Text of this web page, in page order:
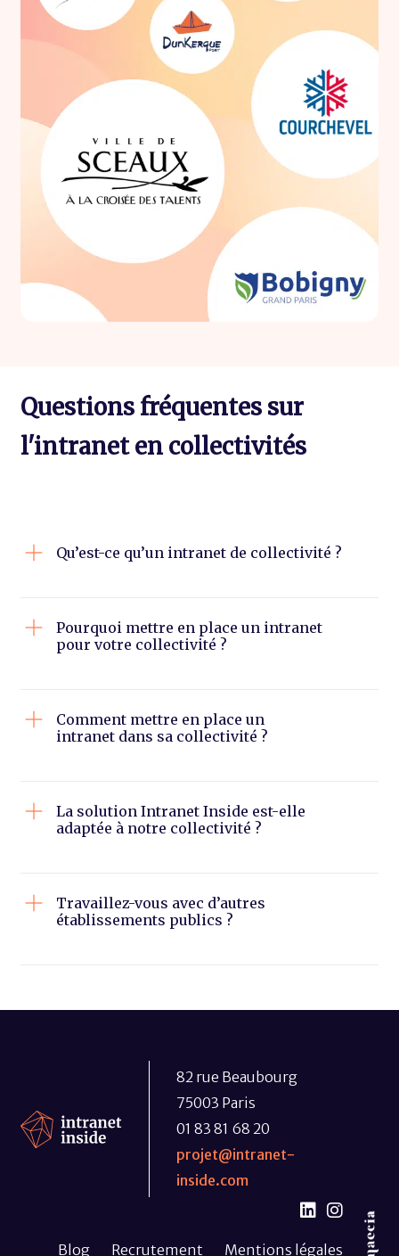
Questions fréquentes sur
l'intranet en collectivités
Qu’est-ce qu’un intranet de collectivité ?
Pourquoi mettre en place un intranet
pour votre collectivité ?
Comment mettre en place un
intranet dans sa collectivité ?
La solution Intranet Inside est-elle
adaptée à notre collectivité ?
Travaillez-vous avec d’autres
établissements publics ?
82 rue Beaubourg
75003 Paris
01 83 81 68 20
projet@intranet-
inside.com
Blog Recrutement Mentions légales